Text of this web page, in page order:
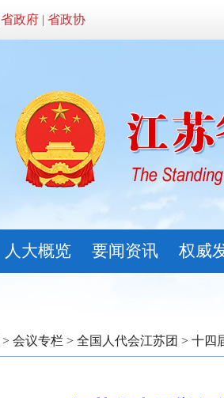
省政府 | 省政协
人大概览 要闻资讯 权威
> 会议专栏 > 全国人代会江苏团 > 十四